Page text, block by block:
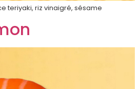
teriyaki, riz vinaigré, sésame